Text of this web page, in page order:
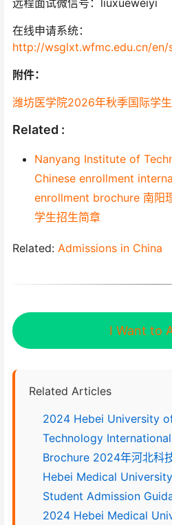
在线申请系统：
http://wsglxt.wfmc.edu.cn/
附件：
潍坊医学院2026年秋季国际学
Related :
Nanyang Institute of
Chinese enrollment
enrollment brochure 南阳
学生招生简章
Related: Admissions in China
I Want to
Related Articles
2024 Hebei University
Technology
Brochure 2024年河北科
Hebei Medical
Student Admission
2024 Hebei Medical